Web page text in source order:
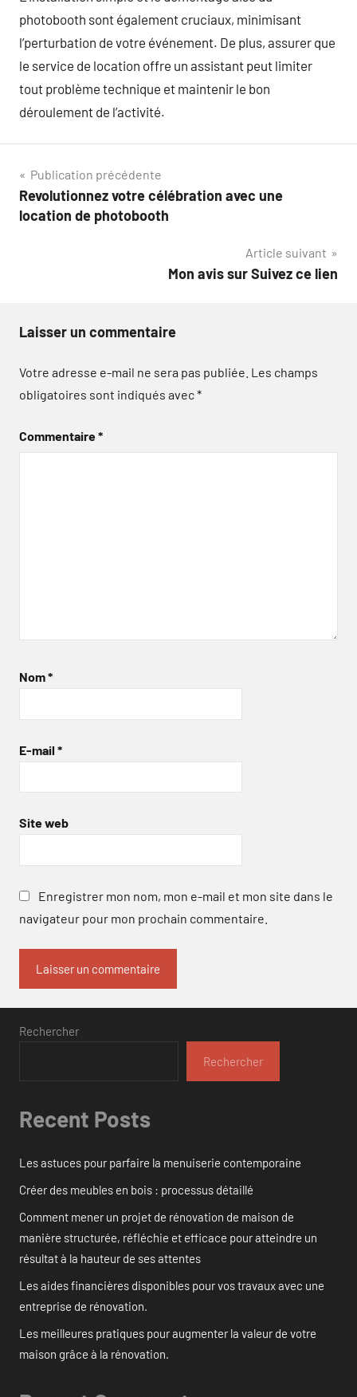
photobooth sont également cruciaux, minimisant
l’perturbation de votre événement. De plus, assurer que
le service de location offre un assistant peut limiter
tout problème technique et maintenir le bon
déroulement de l’activité.
Navigation
de
Publication précédente
Revolutionnez votre célébration avec une
location de photobooth
Article suivant
Mon avis sur Suivez ce lien
Laisser un commentaire
Votre adresse e-mail ne sera pas publiée. Les champs
obligatoires sont indiqués avec*
Commentaire*
Nom*
E-mail *
Site web
Enregistrer mon nom, mon e-mail et mon site dans le
navigateur pour mon prochain commentaire.
Rechercher
Rechercher
Recent Posts
Les astuces pour parfaire la menuiserie contemporaine
Créer des meubles en bois : processus détaillé
Comment mener un projet de rénovation de maison de
manière structurée, réfléchie et efficace pour atteindre un
résultat à la hauteur de ses attentes
Les aides financières disponibles pour vos travaux avec une
entreprise de rénovation.
Les meilleures pratiques pour augmenter la valeur de votre
maison grâce à la rénovation.